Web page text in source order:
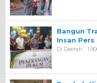
Bangun
Insan
Di Daerah